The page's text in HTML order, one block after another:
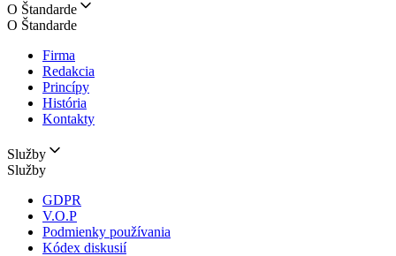
O Štandarde
O Štandarde
Firma
Redakcia
Princípy
História
Kontakty
Služby
Služby
GDPR
V.O.P
Podmienky používania
Kódex diskusií